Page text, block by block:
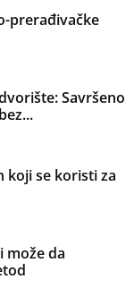
prerađivačke
Savršeno
koji se koristi za
može da